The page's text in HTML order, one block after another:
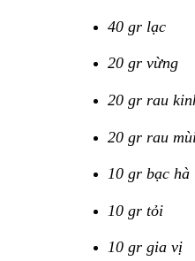
40 gr lạc
20 gr vừng
20 gr rau
20 gr rau
10 gr bạc hà
10 gr tỏi
10 gr gia vị